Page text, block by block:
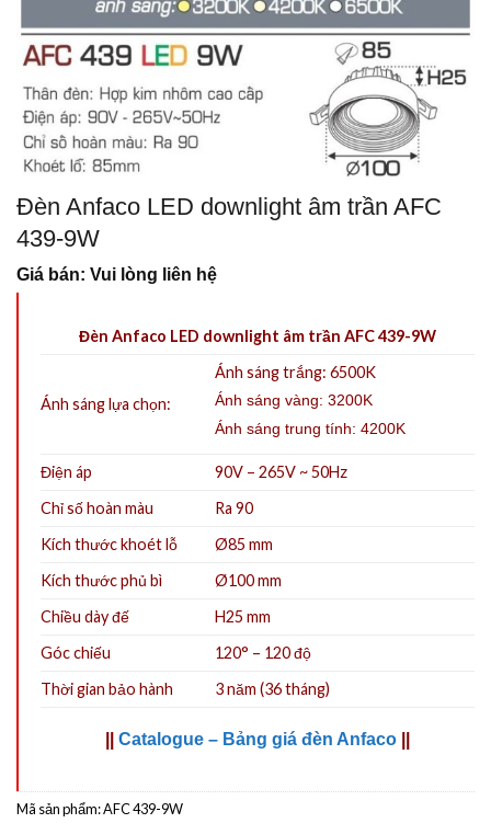
Đèn Anfaco LED downlight âm trần AFC
439-9W
Giá bán: Vui lòng liên hệ
Đèn Anfaco LED downlight âm trần AFC 439-9W
Ánh sáng lựa chọn:
Ánh sáng trắng: 6500K
Ánh sáng vàng: 3200K
Ánh sáng trung tính: 4200K
Điện áp
90V – 265V ~ 50Hz
Chỉ số hoàn màu
Ra 90
Kích thước khoét lỗ
Ø85 mm
Kích thước phủ bì
Ø100 mm
Chiều dày đế
H25 mm
Góc chiếu
120° – 120 độ
Thời gian bảo hành
3 năm (36 tháng)
Catalogue – Bảng giá đèn Anfaco
Mã sản phẩm:AFC 439-9W